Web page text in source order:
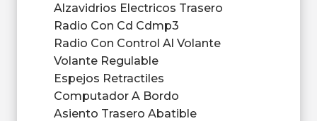
Alzavidrios Electricos Trasero
Radio Con Cd Cdmp3
Radio Con Control Al Volante
Volante Regulable
Espejos Retractiles
Computador A Bordo
Asiento Trasero Abatible